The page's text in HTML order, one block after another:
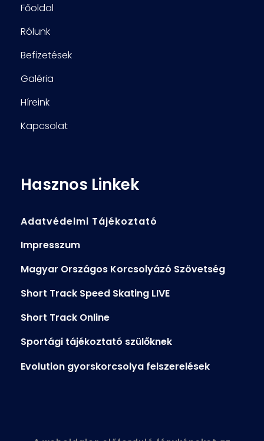
Főoldal
Rólunk
Befizetések
Galéria
Híreink
Kapcsolat
Hasznos Linkek
Adatvédelmi Tájékoztató
Impresszum
Magyar Országos Korcsolyázó Szövetség
Short Track Speed Skating LIVE
Short Track Online
Sportági tájékoztató szülőknek
Evolution gyorskorcsolya felszerelések